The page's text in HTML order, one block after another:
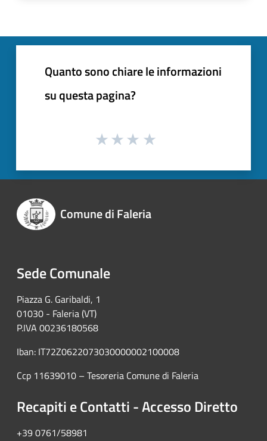
Quanto sono chiare le informazioni
su questa pagina?
Comune di Faleria
Sede Comunale
Piazza G. Garibaldi, 1
01030 - Faleria (VT)
P.IVA 00236180568
Iban: IT72Z0622073030000002100008
Ccp 11639010 – Tesoreria Comune di Faleria
Recapiti e Contatti - Accesso Diretto
+39 0761/58981